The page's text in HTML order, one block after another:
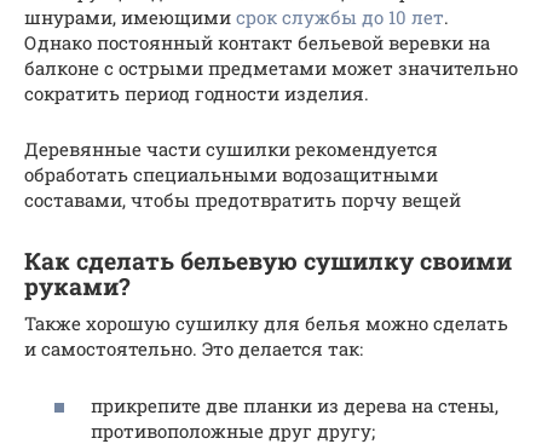
шнурами, имеющими срок службы до 10 лет.
Однако постоянный контакт бельевой веревки на
балконе с острыми предметами может значительно
сократить период годности изделия.
Деревянные части сушилки рекомендуется
обработать специальными водозащитными
составами, чтобы предотвратить порчу вещей
Как сделать бельевую сушилку своими
руками?
Также хорошую сушилку для белья можно сделать
и самостоятельно. Это делается так:
прикрепите две планки из дерева на стены,
противоположные друг другу;